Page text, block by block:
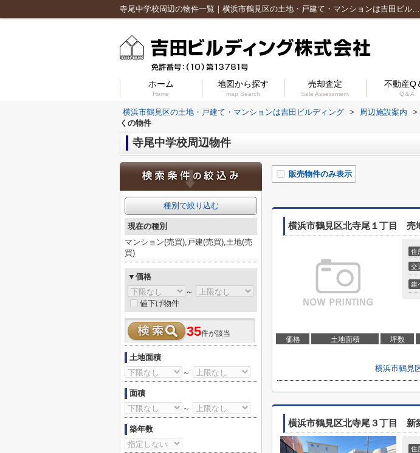
寺尾中学校周辺の物件一覧｜横浜市鶴見区の土地・戸建て・マンションは吉田ビルディング
ホーム
Home
地図から探す
map Search
売却査定
Sale Assessment
不動産Q
Q＆A
横浜市鶴見区の土地・戸建て・マンションは吉田ビルディング > 周辺施設案内 >
くの物件
寺尾中学校周辺物件
販売物件のみ表示
横浜市鶴見区北寺尾１丁目 売
住
交
建
価格 土地面積 坪数
横浜市鶴見
横浜市鶴見区北寺尾３丁目 新
住
種別で絞り込む
現在の種別
マンション(売買),戸建(売買),土地(売
買)
▼価格
～
値下げ物件
35件が該当
土地面積
～
面積
～
築年数